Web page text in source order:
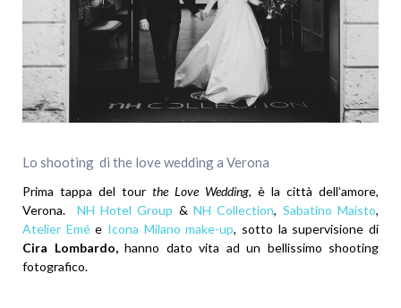
Lo shooting di the love wedding a Verona
Prima tappa del tour the Love Wedding, è la città dell’amore,
Verona. NH Hotel Group &NH Collection, Sabatino Maisto,
Atelier Emée Icona Milano make-up, sotto la supervisione di
Cira Lombardo,hanno dato vita ad un bellissimo shooting
fotografico.